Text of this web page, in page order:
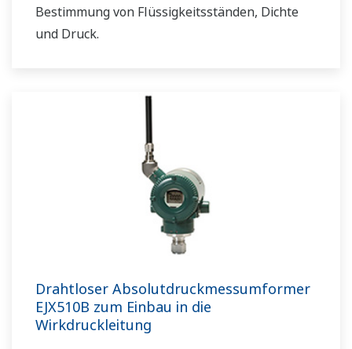
Bestimmung von Flüssigkeitsständen, Dichte
und Druck.
Drahtloser Absolutdruckmessumformer
EJX510B zum Einbau in die
Wirkdruckleitung